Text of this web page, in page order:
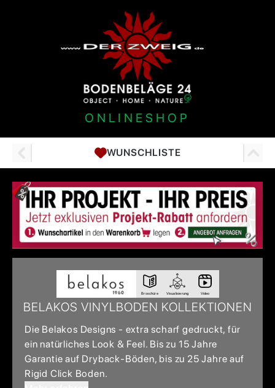
ONLINESHOP
WUNSCHLISTE
Broschüre Visualisierung Video
BELAKOS VINYLBODEN KOLLEKTIONEN
Die Belakos Designs - extra scharf gedruckt, für
ein natürliches Look & Feel. Bis zu 15 Jahre
Garantie auf Dryback-Böden, bis zu 25 Jahre auf
Rigid Click Boden.